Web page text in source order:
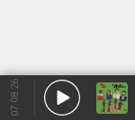
07.08.26